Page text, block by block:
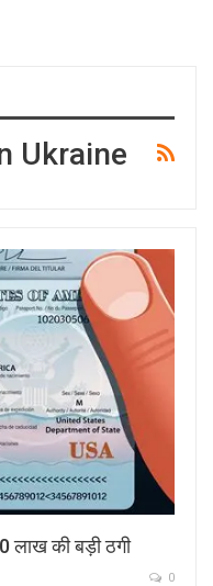
Ukraine
लाख की बड़ी ठगी
0